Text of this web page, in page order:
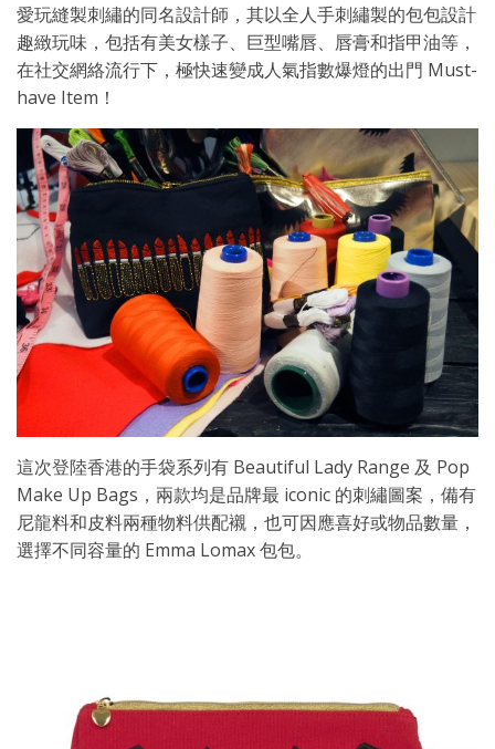
愛玩縫製刺繡的同名設計師，其以全人手刺繡製的包包設計
趣緻玩味，包括有美女樣子、巨型嘴唇、唇膏和指甲油等，
在社交網絡流行下，極快速變成人氣指數爆燈的出門 Must-
have Item！
這次登陸香港的手袋系列有 Beautiful Lady Range 及 Pop
Make Up Bags，兩款均是品牌最 iconic 的刺繡圖案，備有
尼龍料和皮料兩種物料供配襯，也可因應喜好或物品數量，
選擇不同容量的 Emma Lomax 包包。